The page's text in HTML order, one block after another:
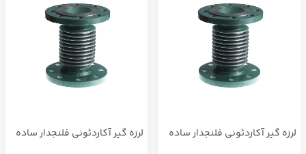
لرزه گیر آکاردئونی فلنجدار ساده
لرزه گیر آکاردئونی فلنجدار ساده